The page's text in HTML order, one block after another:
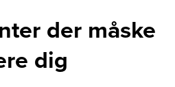
der måske
dig